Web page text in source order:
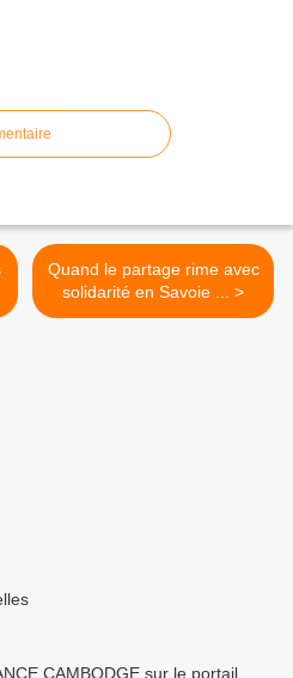
Quand le partage rime avec
solidarité en Savoie ... >
CAMBODGE sur le portail